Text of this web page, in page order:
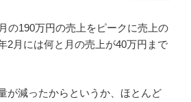
の190万円の売上をピークに売上の
2月には何と月の売上が40万円まで
が減ったからというか、ほとんど